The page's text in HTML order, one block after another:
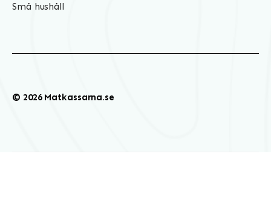
Små hushåll
© 2026 Matkassarna.se